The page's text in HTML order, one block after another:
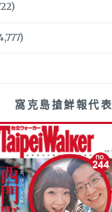
窩克島搶鮮報代表